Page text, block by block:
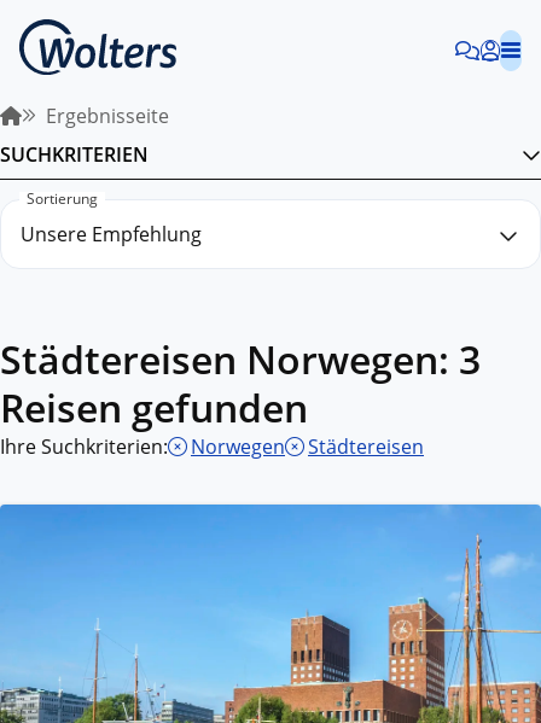
Ergebnisseite
SUCHKRITERIEN
Sortierung
Städtereisen Norwegen: 3
Reisen gefunden
Ihre Suchkriterien: Norwegen Städtereisen